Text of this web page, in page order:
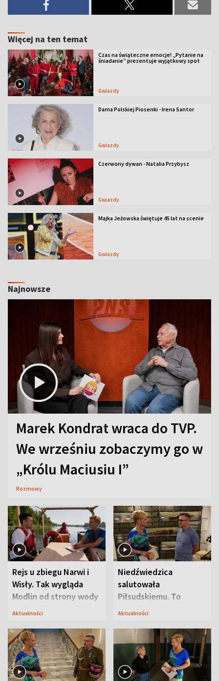
Więcej na ten temat
Czas na świąteczne emocje! „Pytanie na
śniadanie” prezentuje wyjątkowy spot
Gwiazdy
Dama Polskiej Piosenki - Irena Santor
Gwiazdy
Czerwony dywan - Natalia Przybysz
Gwiazdy
Majka Jeżowska świętuje 45 lat na scenie
Gwiazdy
Najnowsze
Marek Kondrat wraca do TVP.
We wrześniu zobaczymy go w
„Królu Maciusiu I”
Rozmowy
Rejs u zbiegu Narwi i
Wisły. Tak wygląda
Modlin od strony wody
Aktualności
Niedźwiedzica
salutowała
Piłsudskiemu. To
niejedyna tajemnica
Aktualności